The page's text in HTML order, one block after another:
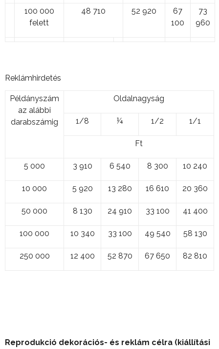
100 000
felett
48 710 52 920
67
100
73
960
Reklámhirdetés
Példányszám
az alábbi
darabszámig
Oldalnagyság
1/8 ¼ 1/2 1/1
Ft
5 000 3 910 6 540 8 300 10 240
10 000 5 920 13 280 16 610 20 360
50 000 8 130 24 910 33 100 41 400
100 000 10 340 33 100 49 540 58 130
250 000 12 400 52 870 67 650 82 810
Reprodukció dekorációs- és reklám célra (kiállítási